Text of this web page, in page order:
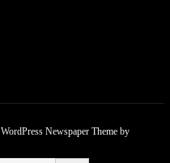
WordPress Newspaper Themeby